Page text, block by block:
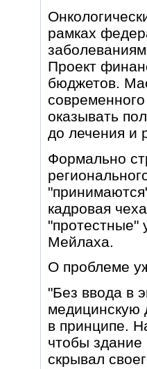
рамках
Проект
бюджетов.
оказывать
до лечения и
Формально
кадровая
"протестные"
Мейлаха.
О проблеме
"Без ввода в
медицинскую
в принципе.
чтобы здание
скрывал